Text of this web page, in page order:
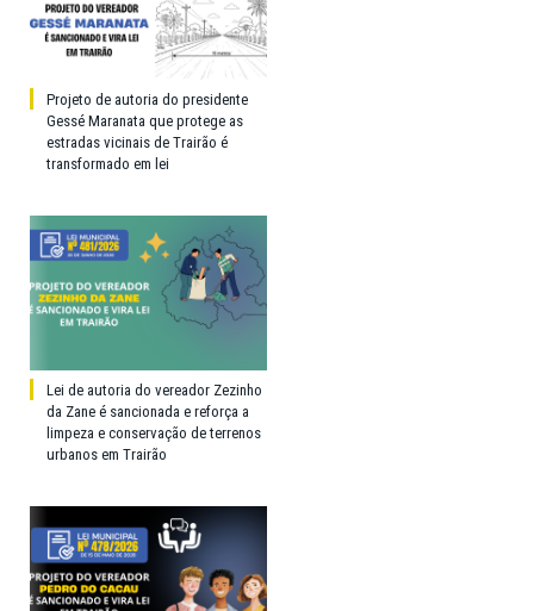
Projeto de autoria do presidente
Gessé Maranata que protege as
estradas vicinais de Trairão é
transformado em lei
Lei de autoria do vereador Zezinho
da Zane é sancionada e reforça a
limpeza e conservação de terrenos
urbanos em Trairão